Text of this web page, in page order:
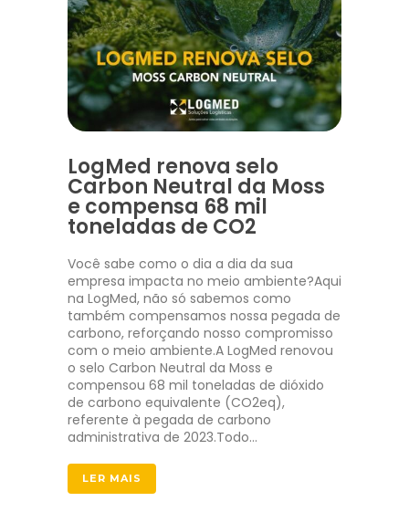
LogMed renova selo
Carbon Neutral da Moss
e compensa 68 mil
toneladas de CO2
Você sabe como o dia a dia da sua
empresa impacta no meio ambiente?Aqui
na LogMed, não só sabemos como
também compensamos nossa pegada de
carbono, reforçando nosso compromisso
com o meio ambiente.A LogMed renovou
o selo Carbon Neutral da Moss e
compensou 68 mil toneladas de dióxido
de carbono equivalente (CO2eq),
referente à pegada de carbono
administrativa de 2023.Todo…
LER MAIS